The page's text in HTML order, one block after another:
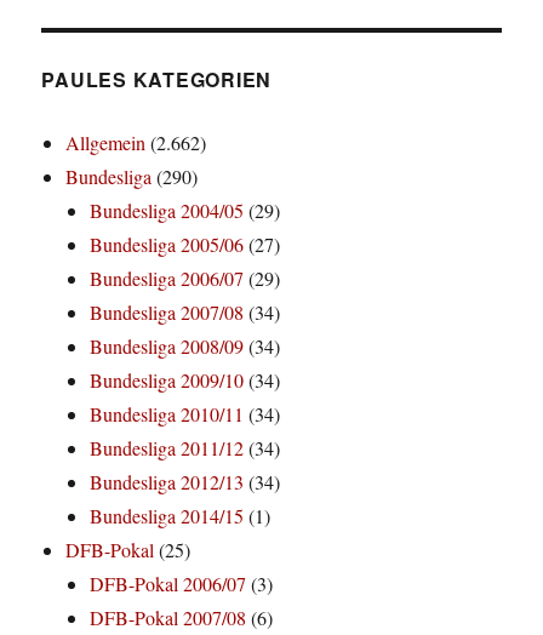
PAULES KATEGORIEN
Allgemein(2.662)
Bundesliga(290)
Bundesliga 2004/05 (29)
Bundesliga 2005/06(27)
Bundesliga 2006/07 (29)
Bundesliga 2007/08 (34)
Bundesliga 2008/09(34)
Bundesliga 2009/10(34)
Bundesliga 2010/11 (34)
Bundesliga 2011/12(34)
Bundesliga 2012/13 (34)
Bundesliga 2014/15 (1)
DFB-Pokal(25)
DFB-Pokal 2006/07 (3)
DFB-Pokal 2007/08 (6)